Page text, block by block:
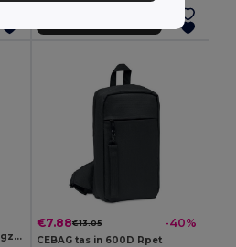
MAFRIO 600D RPET Koelrugzak
€7.88€13.05 -40%
CEBAG tas in 600D Rpet